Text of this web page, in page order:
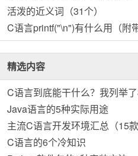
活泼的近义词（31个）
C语言printf("\n")有什么用（附
精选内容
C语言到底能干什么？我列举
Java语言的5种实际用途
主流C语言开发环境汇总（15款
C语言的6个冷知识